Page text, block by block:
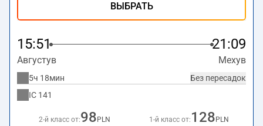
ВЫБРАТЬ
15:51 21:09
Августув Мехув
Без пересадок
5ч 18мин
IC 141
2-й класс от:98 PLN 1-й класс от: 128 PLN